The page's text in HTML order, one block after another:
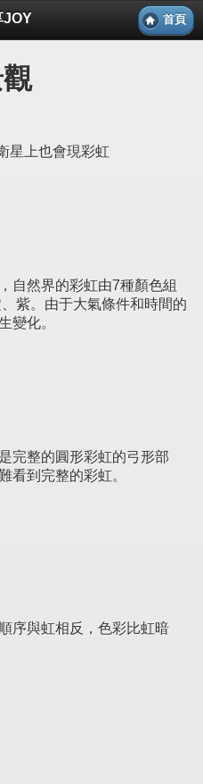
JOY 首頁
星上也會現彩虹
自然界的彩虹由7種顏色組
紫。由于大氣條件和時間的
變化。
完整的圓形彩虹的弓形部
看到完整的彩虹。
序與虹相反，色彩比虹暗